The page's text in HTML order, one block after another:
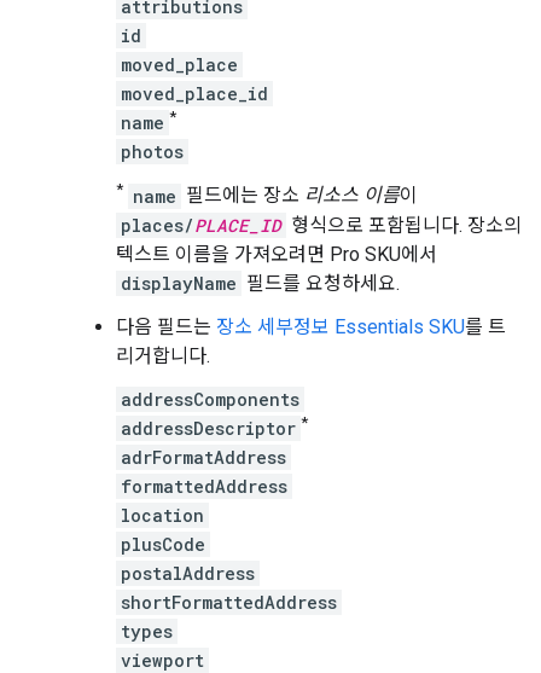
attributions
id
moved_place
moved_place_id
name *
photos
* name 필드에는 장소 리소스 이름이
places/PLACE_ID 형식으로 포함됩니다. 장소의
텍스트 이름을 가져오려면 Pro SKU에서
displayName 필드를 요청하세요.
다음 필드는 장소 세부정보 Essentials SKU를 트
리거합니다.
addressComponents
addressDescriptor *
adrFormatAddress
formattedAddress
location
plusCode
postalAddress
shortFormattedAddress
types
viewport